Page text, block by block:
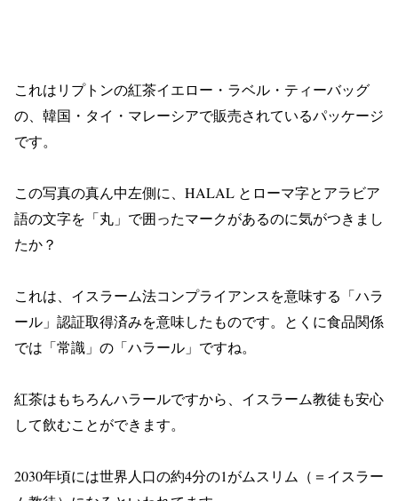
これはリプトンの紅茶イエロー・ラベル・ティーバッグ
の、韓国・タイ・マレーシアで販売されているパッケージ
です。
この写真の真ん中左側に、HALAL とローマ字とアラビア
語の文字を「丸」で囲ったマークがあるのに気がつきまし
たか？
これは、イスラーム法コンプライアンスを意味する「ハラ
ール」認証取得済みを意味したものです。とくに食品関係
では「常識」の「ハラール」ですね。
紅茶はもちろんハラールですから、イスラーム教徒も安心
して飲むことができます。
2030年頃には世界人口の約4分の1がムスリム（＝イスラー